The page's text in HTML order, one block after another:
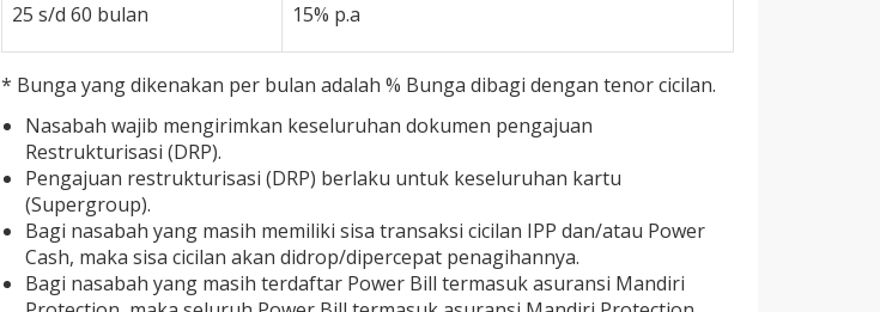
25 s/d 60 bulan 15% p.a
* Bunga yang dikenakan per bulan adalah % Bunga dibagi dengan tenor cicilan.
Nasabah wajib mengirimkan keseluruhan dokumen pengajuan
Restrukturisasi (DRP).
Pengajuan restrukturisasi (DRP) berlaku untuk keseluruhan kartu
(Supergroup).
Bagi nasabah yang masih memiliki sisa transaksi cicilan IPP dan/atau Power
Cash, maka sisa cicilan akan didrop/dipercepat penagihannya.
Bagi nasabah yang masih terdaftar Power Bill termasuk asuransi Mandiri